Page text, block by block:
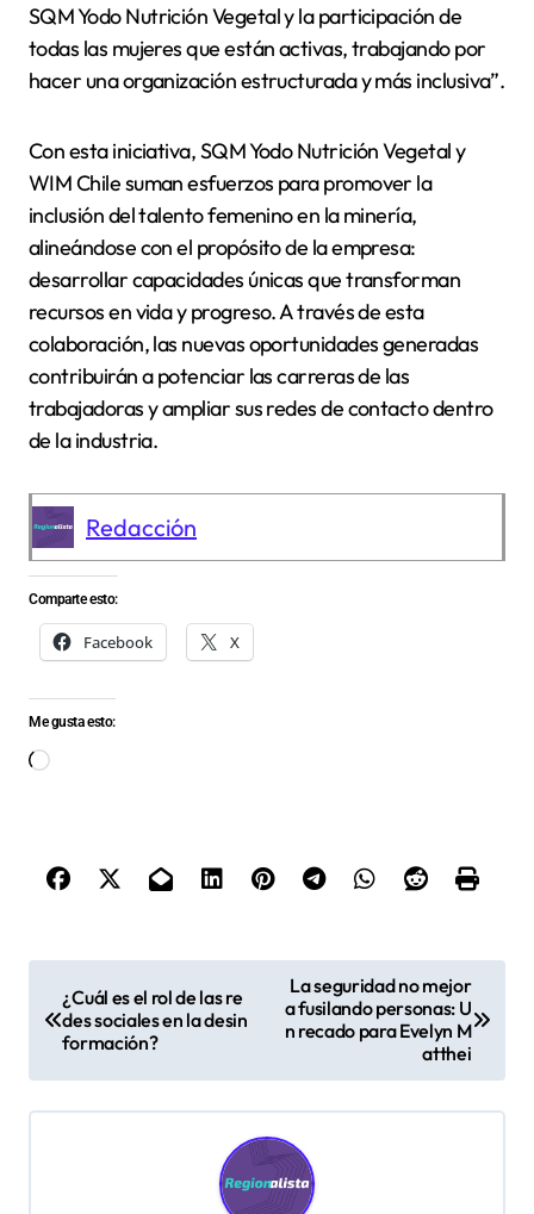
SQM Yodo Nutrición Vegetal y la participación de
todas las mujeres que están activas, trabajando por
hacer una organización estructurada y más inclusiva”.
Con esta iniciativa, SQM Yodo Nutrición Vegetal y
WIM Chile suman esfuerzos para promover la
inclusión del talento femenino en la minería,
alineándose con el propósito de la empresa:
desarrollar capacidades únicas que transforman
recursos en vida y progreso. A través de esta
colaboración, las nuevas oportunidades generadas
contribuirán a potenciar las carreras de las
trabajadoras y ampliar sus redes de contacto dentro
de la industria.
Redacción
Comparte esto:
Facebook X
Me gusta esto:
Cargando...
¿Cuál es el rol de las re
des sociales en la desin
formación?
La seguridad no mejor
a fusilando personas: U
n recado para Evelyn M
atthei